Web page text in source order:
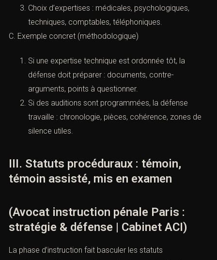
Choix d’expertises : médicales, psychologiques,
techniques, comptables, téléphoniques.
C. Exemple concret (méthodologique)
Si une expertise technique est ordonnée tôt, la
défense doit préparer : documents, contre-
arguments, points à questionner.
Si des auditions sont programmées, la défense
travaille : chronologie, pièces, cohérence, zones de
silence utiles.
III. Statuts procéduraux : témoin,
témoin assisté, mis en examen
(Avocat instruction pénale Paris :
stratégie & défense | Cabinet ACI)
La phase d’instruction fait basculer les statuts